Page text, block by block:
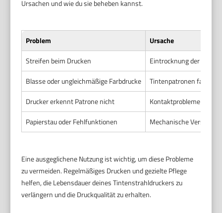
Ursachen und wie du sie beheben kannst.
Problem
Ursache
Streifen beim Drucken
Eintrocknung der Tinte
Blasse oder ungleichmäßige Farbdrucke
Tintenpatronen fast
Drucker erkennt Patrone nicht
Kontaktprobleme durch
Papierstau oder Fehlfunktionen
Mechanische
Eine ausgeglichene Nutzung ist wichtig, um diese Probleme
zu vermeiden. Regelmäßiges Drucken und gezielte Pflege
helfen, die Lebensdauer deines Tintenstrahldruckers zu
verlängern und die Druckqualität zu erhalten.